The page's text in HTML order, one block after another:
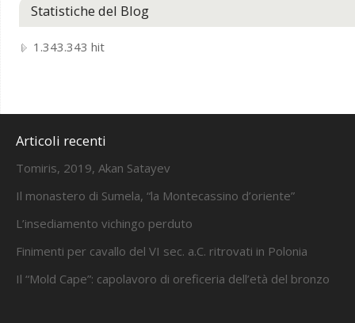
Statistiche del Blog
1.343.343 hit
Articoli recenti
Tomiris, 2019, Akan Satayev
Il monastero di Sumela, “la Montecassino d’oriente”
L’insediamento vichingo perduto
Finimenti per cavallo del VI sec. a.C. ritrovati in Polonia
Il “Mold Cape”: capolavoro di oreficeria dell’età del bronzo